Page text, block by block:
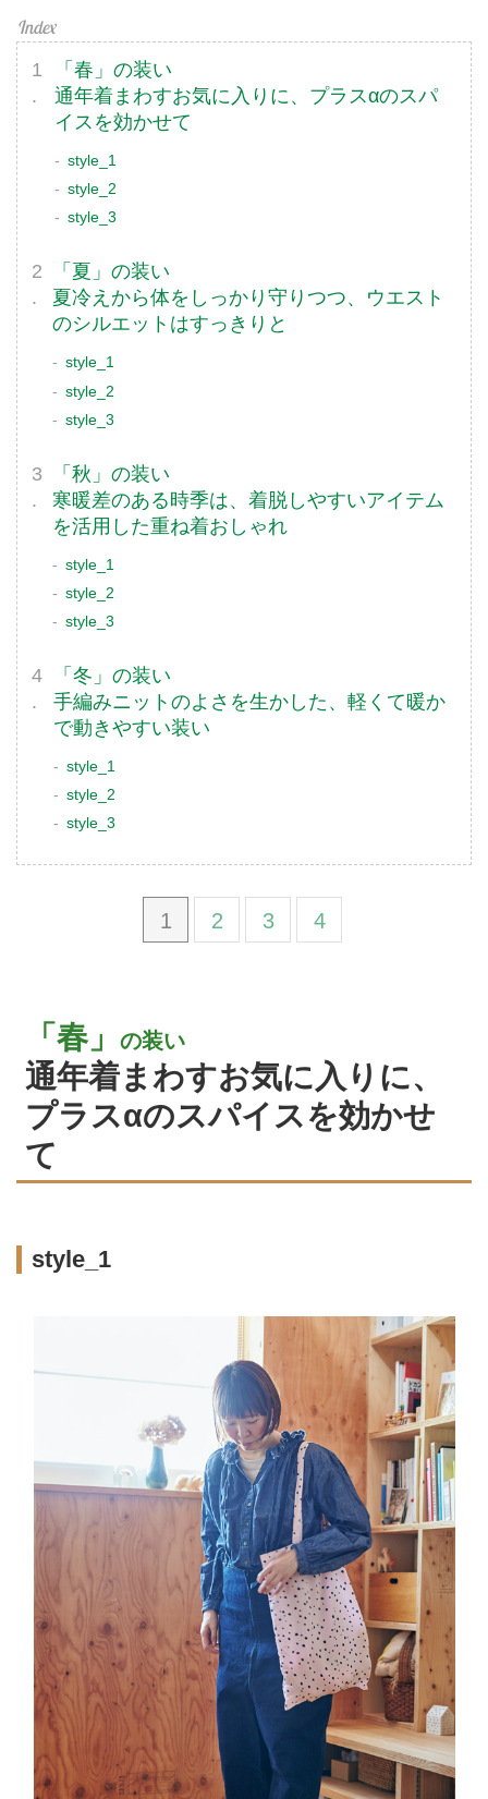
「春」の装い
通年着まわすお気に入りに、プラスαのスパ
イスを効かせて
style_1
style_2
style_3
「夏」の装い
夏冷えから体をしっかり守りつつ、ウエスト
のシルエットはすっきりと
style_1
style_2
style_3
「秋」の装い
寒暖差のある時季は、着脱しやすいアイテム
を活用した重ね着おしゃれ
style_1
style_2
style_3
「冬」の装い
手編みニットのよさを生かした、軽くて暖か
で動きやすい装い
style_1
style_2
style_3
1 2 3 4
「春」 の装い
通年着まわすお気に入りに、
プラスαのスパイスを効かせ
て
style_1